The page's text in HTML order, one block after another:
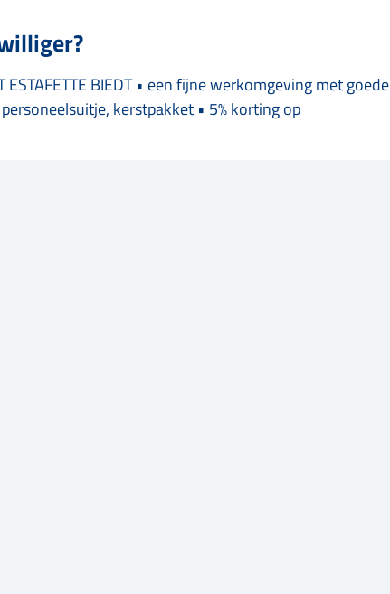
ESTAFETTE BIEDT • een fijne werkomgeving met goede
kerstpakket • 5% korting op